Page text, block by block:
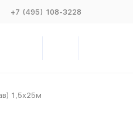
+7 (495) 108-3228
1,5х25м